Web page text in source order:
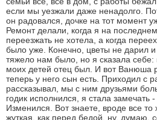
если мы уезжали даже ненадолго.
он радовался, дочке на тот момент
Ремонт делали, когда я на
переезжать не хотела, а когда
было уже. Конечно, цветы не дарил и
тяжело нам было, но я сказала
моих детей отец был. И вот Ванюша
теперь у него сын есть. Приходил с
рассказывал, мы с ним друзьями
годик исполнился, я стала замечать
Изменился. Вот знаете, вроде все то
жуткая, как перед бедой, ну, думаю,